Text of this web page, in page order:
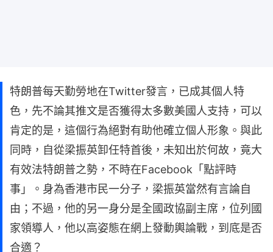
特朗普每天勤勞地在Twitter發言，已成其個人特
色，先不論其推文是否獲得太多數美國人支持，可以
肯定的是，這個行為絕對有助他確立個人形象。與此
同時，自從梁振英卸任特首後，未知出於何故，竟大
有效法特朗普之勢，不時在Facebook「點評時
事」。身為香港市民一分子，梁振英當然有言論自
由；不過，他的另一身分是全國政協副主席，位列國
家領導人，他以高姿態在網上發動輿論戰，到底是否
合適？